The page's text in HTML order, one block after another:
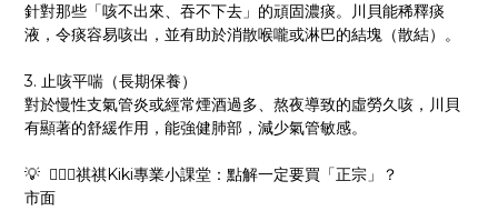
針對那些「咳不出來、吞不下去」的頑固濃痰。川貝能稀釋痰
液，令痰容易咳出，並有助於消散喉嚨或淋巴的結塊（散結）。
3. 止咳平喘（長期保養）
對於慢性支氣管炎或經常煙酒過多、熬夜導致的虛勞久咳，川貝
有顯著的舒緩作用，能強健肺部，減少氣管敏感。
💡  👱🏻‍♀️祺祺Kiki專業小課堂：點解一定要買「正宗」？
市面